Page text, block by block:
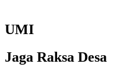
UMI
Jaga Raksa Desa